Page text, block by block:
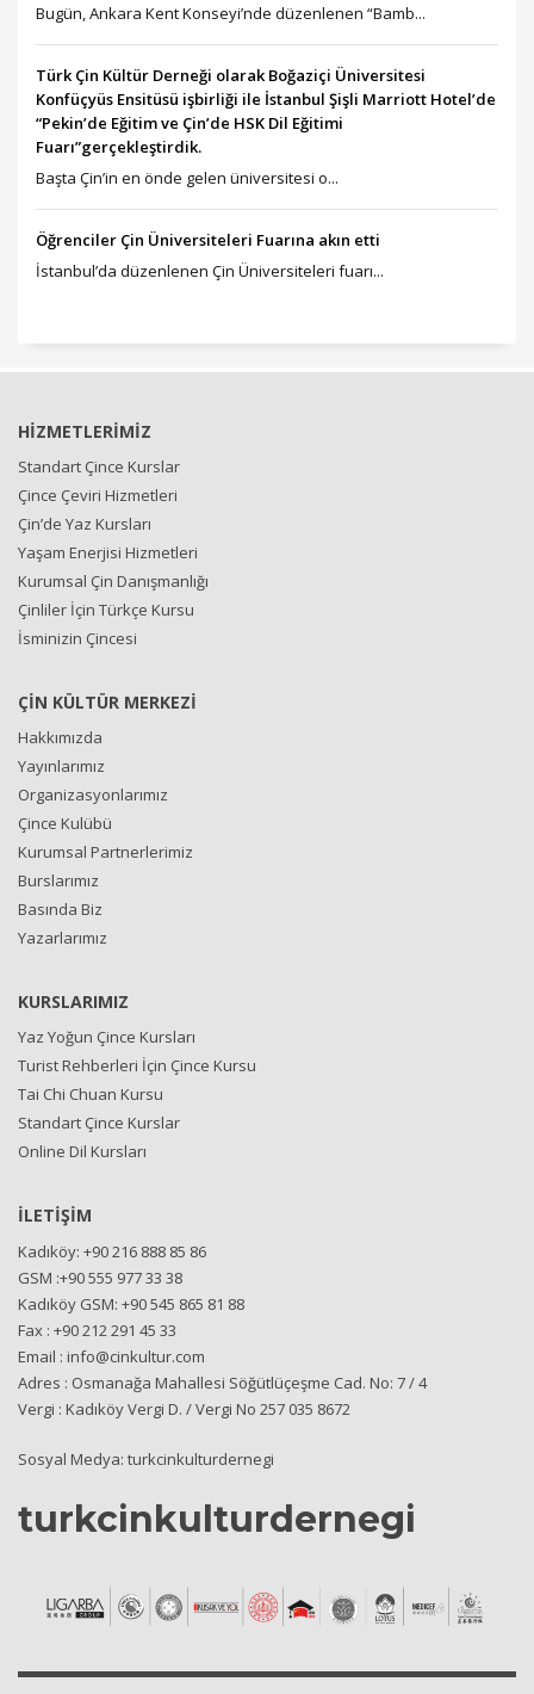
Bugün, Ankara Kent Konseyi’nde düzenlenen “Bamb...
Türk Çin Kültür Derneği olarak Boğaziçi Üniversitesi
Konfüçyüs Ensitüsü işbirliği ile İstanbul Şişli Marriott Hotel’de
“Pekin’de Eğitim ve Çin’de HSK Dil Eğitimi
Fuarı”gerçekleştirdik.
Başta Çin’in en önde gelen üniversitesi o...
Öğrenciler Çin Üniversiteleri Fuarına akın etti
İstanbul’da düzenlenen Çin Üniversiteleri fuarı...
HİZMETLERİMİZ
Standart Çince Kurslar
Çince Çeviri Hizmetleri
Çin’de Yaz Kursları
Yaşam Enerjisi Hizmetleri
Kurumsal Çin Danışmanlığı
Çinliler İçin Türkçe Kursu
İsminizin Çincesi
ÇİN KÜLTÜR MERKEZİ
Hakkımızda
Yayınlarımız
Organizasyonlarımız
Çince Kulübü
Kurumsal Partnerlerimiz
Burslarımız
Basında Biz
Yazarlarımız
KURSLARIMIZ
Yaz Yoğun Çince Kursları
Turist Rehberleri İçin Çince Kursu
Tai Chi Chuan Kursu
Standart Çince Kurslar
Online Dil Kursları
İLETİŞİM
Kadıköy: +90 216 888 85 86
GSM :+90 555 977 33 38
Kadıköy GSM: +90 545 865 81 88
Fax : +90 212 291 45 33
Email : info@cinkultur.com
Adres : Osmanağa Mahallesi Söğütlüçeşme Cad. No: 7 / 4
Vergi : Kadıköy Vergi D. / Vergi No 257 035 8672
Sosyal Medya: turkcinkulturdernegi
turkcinkulturdernegi